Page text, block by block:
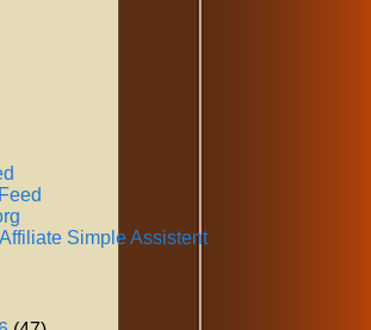
Affiliate Simple Assistent